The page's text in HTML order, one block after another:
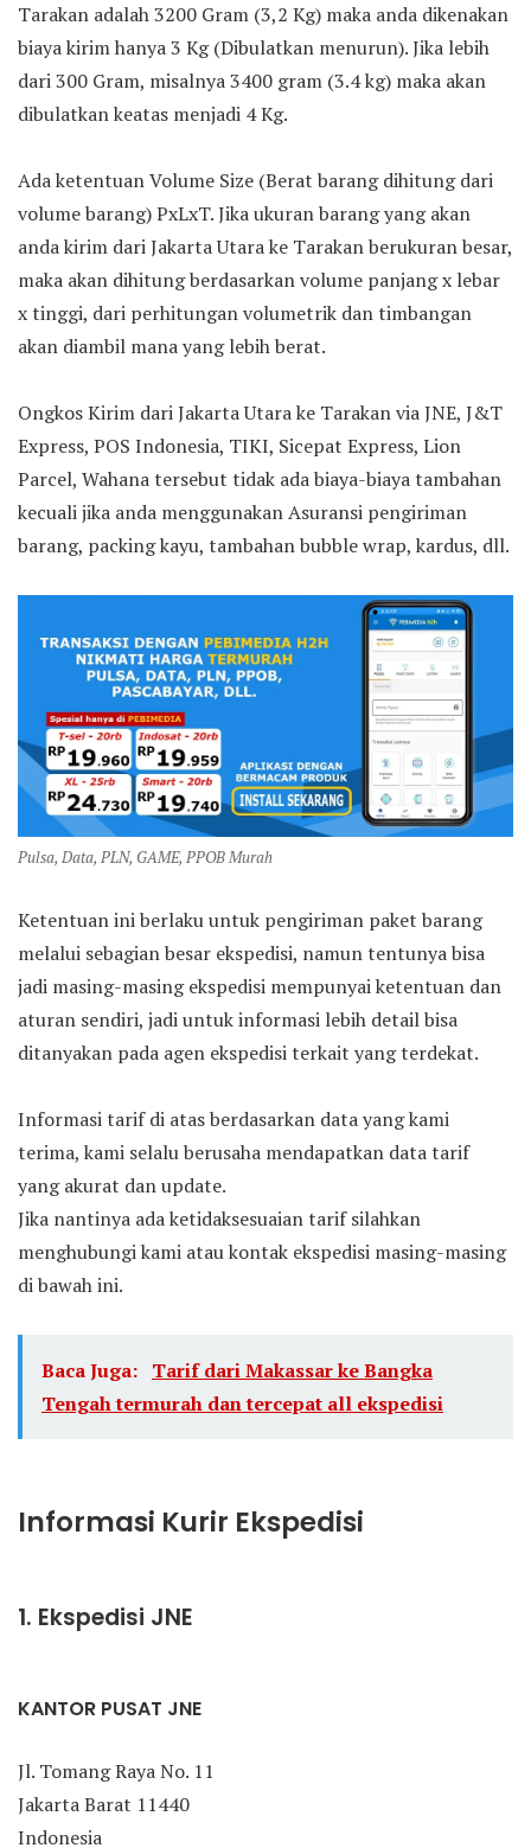
Tarakan adalah 3200 Gram (3,2 Kg) maka anda dikenakan
biaya kirim hanya 3 Kg (Dibulatkan menurun). Jika lebih
dari 300 Gram, misalnya 3400 gram (3.4 kg) maka akan
dibulatkan keatas menjadi 4 Kg.
Ada ketentuan Volume Size (Berat barang dihitung dari
volume barang) PxLxT. Jika ukuran barang yang akan
anda kirim dari Jakarta Utara ke Tarakan berukuran besar,
maka akan dihitung berdasarkan volume panjang x lebar
x tinggi, dari perhitungan volumetrik dan timbangan
akan diambil mana yang lebih berat.
Ongkos Kirim dari Jakarta Utara ke Tarakan via JNE, J&T
Express, POS Indonesia, TIKI, Sicepat Express, Lion
Parcel, Wahana tersebut tidak ada biaya-biaya tambahan
kecuali jika anda menggunakan Asuransi pengiriman
barang, packing kayu, tambahan bubble wrap, kardus, dll.
Pulsa, Data, PLN, GAME, PPOB Murah
Ketentuan ini berlaku untuk pengiriman paket barang
melalui sebagian besar ekspedisi, namun tentunya bisa
jadi masing-masing ekspedisi mempunyai ketentuan dan
aturan sendiri, jadi untuk informasi lebih detail bisa
ditanyakan pada agen ekspedisi terkait yang terdekat.
Informasi tarif di atas berdasarkan data yang kami
terima, kami selalu berusaha mendapatkan data tarif
yang akurat dan update.
Jika nantinya ada ketidaksesuaian tarif silahkan
menghubungi kami atau kontak ekspedisi masing-masing
di bawah ini.
Baca Juga: Tarif dari Makassar ke Bangka
Tengah termurah dan tercepat all ekspedisi
Informasi Kurir Ekspedisi
1. Ekspedisi JNE
KANTOR PUSAT JNE
Jl. Tomang Raya No. 11
Jakarta Barat 11440
Indonesia